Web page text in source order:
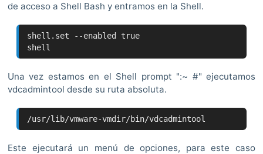
de acceso a Shell Bash y entramos en la Shell.
shell.set --enabled true
shell
Una vez estamos en el Shell prompt ":~ #" ejecutamos
vdcadmintool desde su ruta absoluta.
/usr/lib/vmware-vmdir/bin/vdcadmintool
Este ejecutará un menú de opciones, para este caso